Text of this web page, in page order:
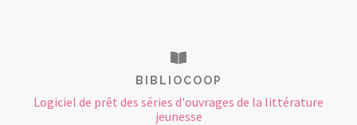
BIBLIOCOOP
Logiciel de prêt des séries d'ouvrages de la littérature
jeunesse